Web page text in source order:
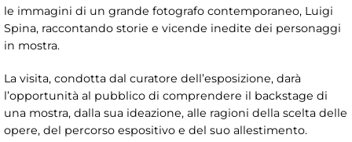
le immagini di un grande fotografo contemporaneo, Luigi
Spina, raccontando storie e vicende inedite dei personaggi
in mostra.
La visita, condotta dal curatore dell’esposizione, darà
l’opportunità al pubblico di comprendere il backstage di
una mostra, dalla sua ideazione, alle ragioni della scelta delle
opere, del percorso espositivo e del suo allestimento.